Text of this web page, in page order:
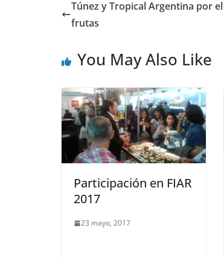
Túnez y Tropical Argentina por
frutas
You May Also Like
Participación en FIAR
2017
23 mayo, 2017